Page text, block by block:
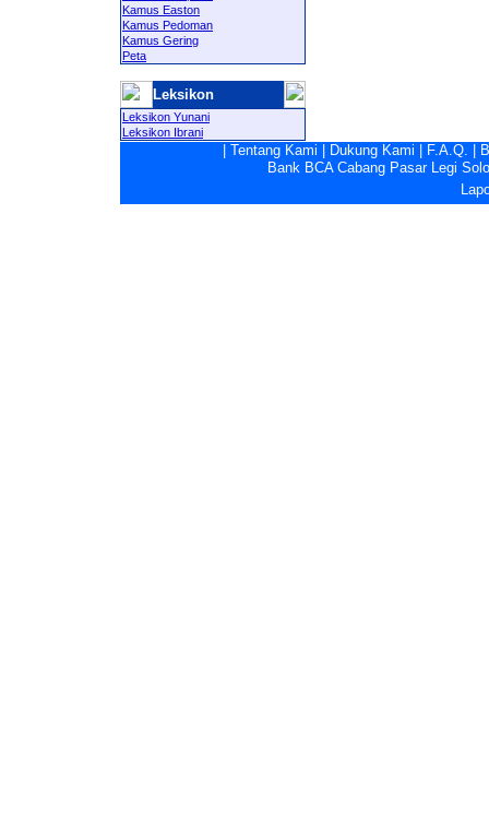
Kamus Easton
Kamus Pedoman
Kamus Gering
Peta
Leksikon
Leksikon Yunani
Leksikon Ibrani
Tentang Kami Dukung Kami F.A.Q.
Bank BCA Cabang Pasar Legi